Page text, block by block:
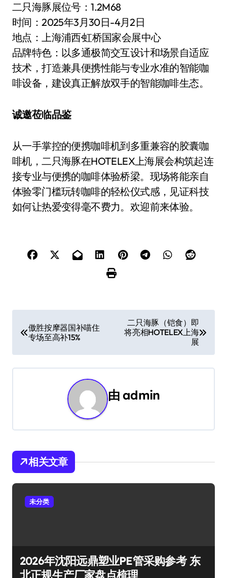
二只海豚展位号：1.2M68
时间：2025年3月30日-4月2日
地点：上海浦西·虹桥国家会展中心
品牌特色：以多通极简交互设计和场景自适应
技术，打造兼具便携性能与专业水准的智能咖
啡设备，建设真正解放双手的智能咖啡生态。
诚邀莅临品鉴
从一手掌控的便携咖啡机到多重兼容的胶囊咖
啡机，二只海豚在HOTELEX上海展会构筑起连
接专业与便携的咖啡体验桥梁。现场将能亲自
体验零门槛玩转咖啡的轻松仪式感，见证科技
如何让热爱变得毫不费力。欢迎前来体验。
章
导
傲胜按摩器国补喵住
专场至高补15%
二只海豚（铠食）即
将亮相HOTELEX上海
展
由admin
相关文章
未分类
2026年沈阳远鼎塑业PE管采购参考 东
北正规生产厂家盘点梳理